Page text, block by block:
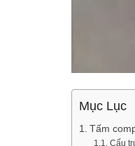
Mục Lục
Tấm
Cấu